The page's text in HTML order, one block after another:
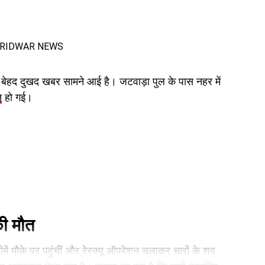
जमीन देने का फैसला।
के सृजन को मंजूरी।
बेहद दुखद खबर सामने आई है। जटवाड़ा पुल के पास नहर में
हो गई।
मौत
मौके पर पहुंचीं और रेस्क्यू ऑपरेशन चलाकर चारों के शव